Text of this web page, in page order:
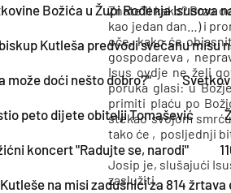
Božića u Župi Rođenja Isusova
Kutleša predvodi svečanu misu
može doći nešto dobro?“
peto dijete obitelji Tomašević
koncert "Radujte se, narodi"
na misi zadušnici za 814
Znate li kako? Brzo
kao jedan dan…) i
oče, kako će
gospodareva
Isus ovdje ne želi
poruka glasi: u
primiti plaću po
stekao svojom
tako će ‚posljednji
Josip je, slušajući
zaslužiti.